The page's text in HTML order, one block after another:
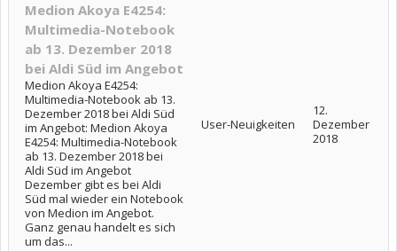
Medion Akoya E4254:
Multimedia-Notebook
ab 13. Dezember 2018
bei Aldi Süd im Angebot
Medion Akoya E4254:
Multimedia-Notebook ab 13.
Dezember 2018 bei Aldi Süd
im Angebot: Medion Akoya
E4254: Multimedia-Notebook
ab 13. Dezember 2018 bei
Aldi Süd im Angebot
Dezember gibt es bei Aldi
Süd mal wieder ein Notebook
von Medion im Angebot.
Ganz genau handelt es sich
um das...
User-Neuigkeiten
12.
Dezember
2018